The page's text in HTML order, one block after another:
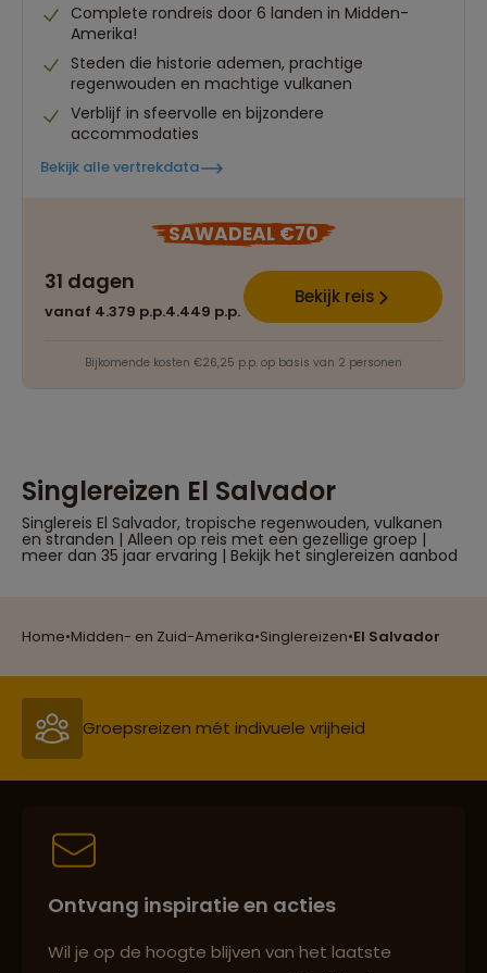
Home•Midden- en Zuid-Amerika•Singlereizen•El Salvador
Complete rondreis door 6 landen in Midden-
Amerika!
Steden die historie ademen, prachtige
regenwouden en machtige vulkanen
Verblijf in sfeervolle en bijzondere
accommodaties
Bekijk alle vertrekdata
SAWADEAL €70
31 dagen
vanaf 4.379 p.p.4.449 p.p.
Bekijk reis
Bijkomende kosten €26,25 p.p. op basis van 2 personen
Singlereizen El Salvador
Singlereis El Salvador, tropische regenwouden, vulkanen
en stranden | Alleen op reis met een gezellige groep |
meer dan 35 jaar ervaring | Bekijk het singlereizen aanbod
Groepsreizen mét indivuele vrijheid
Persoonlijk en deskundig reisadvies
Ontvang inspiratie en acties
Wil je op de hoogte blijven van het laatste